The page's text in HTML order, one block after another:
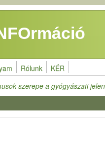
Rólunk KÉR
szerepe a gyógyászati